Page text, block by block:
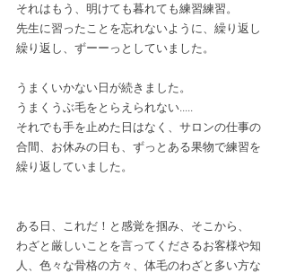
それはもう、明けても暮れても練習練習。
先生に習ったことを忘れないように、繰り返し
繰り返し、ずーーっとしていました。
うまくいかない日が続きました。
うまくうぶ毛をとらえられない.....
それでも手を止めた日はなく、サロンの仕事の
合間、お休みの日も、ずっとある果物で練習を
繰り返していました。
ある日、これだ！と感覚を掴み、そこから、
わざと厳しいことを言ってくださるお客様や知
人、色々な骨格の方々、体毛のわざと多い方な